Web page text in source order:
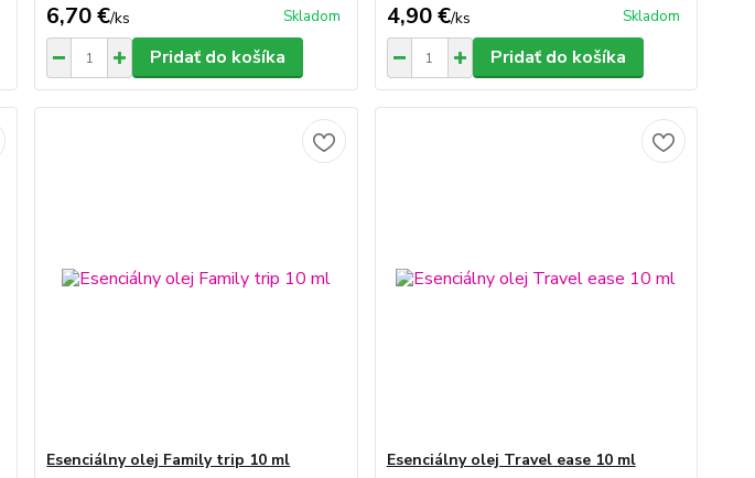
6,70 €/ks Skladom
Pridať do košíka
4,90 €/ks Skladom
Pridať do košíka
Esenciálny olej Family trip 10 ml
Esenciálny olej Travel ease 10 ml